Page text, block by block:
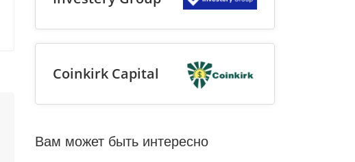
Coinkirk Capital
Вам может быть интересно